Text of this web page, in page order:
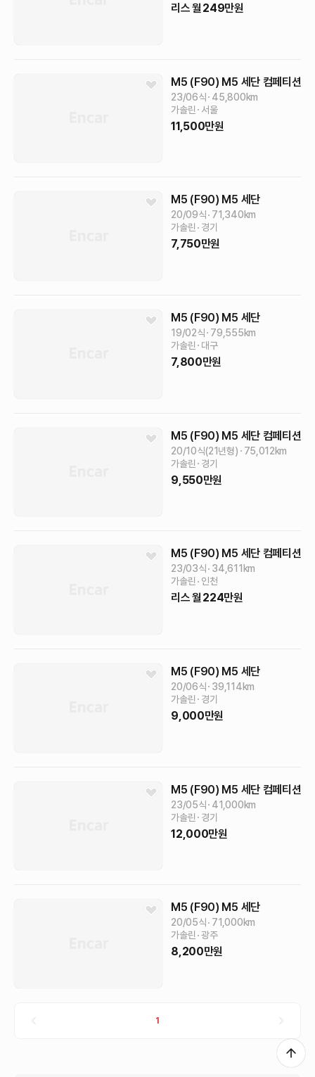
리스월 249만원
M5 (F90) M5 세단 컴페티션
23/06식 45,800km
가솔린
서울
11,500만원
M5 (F90) M5 세단
20/09식 71,340km
가솔린
경기
7,750만원
M5 (F90) M5 세단
19/02식 79,555km
가솔린
대구
7,800만원
M5 (F90) M5 세단 컴페티션
20/10식(21년형) 75,012km
가솔린
경기
9,550만원
M5 (F90) M5 세단 컴페티션
23/03식 34,611 km
가솔린
인천
리스월 224만원
M5 (F90) M5 세단
20/06식 39,114km
가솔린
경기
9,000만원
M5 (F90) M5 세단 컴페티션
23/05식 41,000km
가솔린
경기
12,000만원
M5 (F90) M5 세단
20/05식 71,000km
가솔린 광주
8,200만원
1